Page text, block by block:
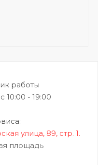
работы
10:00 - 19:00
улица, 89, стр. 1.
площадь